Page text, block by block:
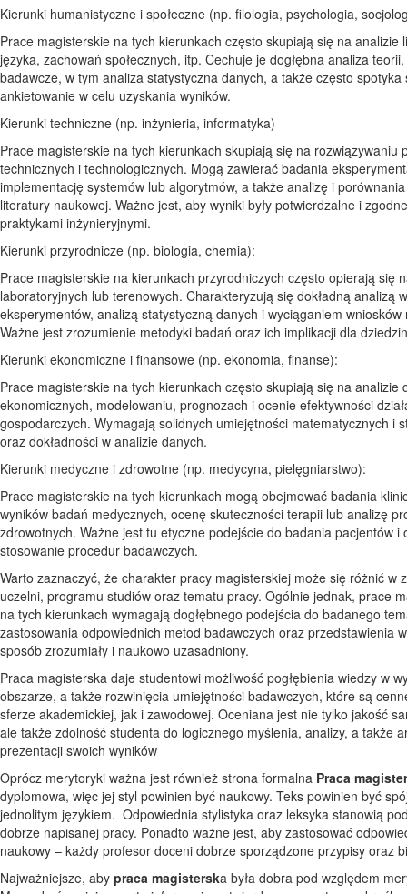
Kierunki humanistyczne i społeczne (np. filologia, psychologia,
Prace magisterskie na tych kierunkach często skupiają się na analizie
języka, zachowań społecznych, itp. Cechuje je dogłębna analiza
badawcze, w tym analiza statystyczna danych, a także często spotyka
ankietowanie w celu uzyskania wyników.
Kierunki techniczne (np. inżynieria, informatyka)
Prace magisterskie na tych kierunkach skupiają się na rozwiązywaniu
technicznych i technologicznych. Mogą zawierać badania
implementację systemów lub algorytmów, a także analizę i
literatury naukowej. Ważne jest, aby wyniki były potwierdzalne i
praktykami inżynieryjnymi.
Kierunki przyrodnicze (np. biologia, chemia):
Prace magisterskie na kierunkach przyrodniczych często opierają się
laboratoryjnych lub terenowych. Charakteryzują się dokładną analizą
eksperymentów, analizą statystyczną danych i wyciąganiem wniosków
Ważne jest zrozumienie metodyki badań oraz ich implikacji dla
Kierunki ekonomiczne i finansowe (np. ekonomia, finanse):
Prace magisterskie na tych kierunkach często skupiają się na analizie
ekonomicznych, modelowaniu, prognozach i ocenie efektywności
gospodarczych. Wymagają solidnych umiejętności matematycznych i
oraz dokładności w analizie danych.
Kierunki medyczne i zdrowotne (np. medycyna, pielęgniarstwo):
Prace magisterskie na tych kierunkach mogą obejmować badania
wyników badań medycznych, ocenę skuteczności terapii lub analizę
zdrowotnych. Ważne jest tu etyczne podejście do badania pacjentów i
stosowanie procedur badawczych.
Warto zaznaczyć, że charakter pracy magisterskiej może się różnić w
uczelni, programu studiów oraz tematu pracy. Ogólnie jednak, prace
na tych kierunkach wymagają dogłębnego podejścia do badanego
zastosowania odpowiednich metod badawczych oraz przedstawienia
sposób zrozumiały i naukowo uzasadniony.
Praca magisterska daje studentowi możliwość pogłębienia wiedzy w
obszarze, a także rozwinięcia umiejętności badawczych, które są
sferze akademickiej, jak i zawodowej. Oceniana jest nie tylko jakość
ale także zdolność studenta do logicznego myślenia, analizy, a także
prezentacji swoich wyników
Oprócz merytoryki ważna jest również strona formalna Praca
dyplomowa, więc jej styl powinien być naukowy. Teks powinien być
jednolitym językiem. Odpowiednia stylistyka oraz leksyka stanowią
dobrze napisanej pracy. Ponadto ważne jest, aby zastosować
naukowy – każdy profesor doceni dobrze sporządzone przypisy oraz
Najważniejsze, aby praca magisterska była dobra pod względem